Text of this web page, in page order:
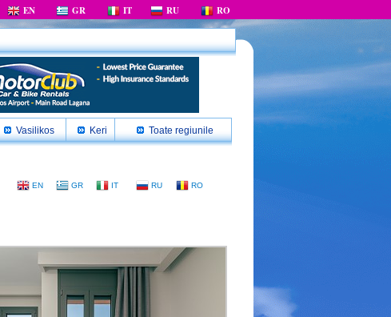
EN GR IT RU RO
Vasilikos Keri Toate regiunile
EN GR IT RU RO